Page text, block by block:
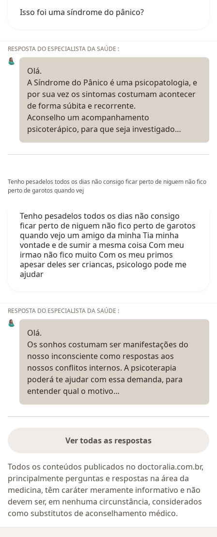
Isso foi uma síndrome do pânico?
RESPOSTA DO ESPECIALISTA DA SAÚDE :
Olá.
A Síndrome do Pânico é uma psicopatologia, e
por sua vez os sintomas costumam acontecer
de forma súbita e recorrente.
Aconselho um acompanhamento
psicoterápico, para que seja investigado…
Tenho pesadelos todos os dias não consigo ficar perto de niguem não fico
perto de garotos quando vej
Tenho pesadelos todos os dias não consigo
ficar perto de niguem não fico perto de garotos
quando vejo um amigo da minha Tia minha
vontade e de sumir a mesma coisa Com meu
irmao não fico muito Com os meu primos
apesar deles ser criancas, psicologo pode me
ajudar
RESPOSTA DO ESPECIALISTA DA SAÚDE :
Olá.
Os sonhos costumam ser manifestações do
nosso inconsciente como respostas aos
nossos conflitos internos. A psicoterapia
poderá te ajudar com essa demanda, para
entender qual o motivo…
Ver todas as respostas
Todos os conteúdos publicados no doctoralia.com.br,
principalmente perguntas e respostas na área da
medicina, têm caráter meramente informativo e não
devem ser, em nenhuma circunstância, considerados
como substitutos de aconselhamento médico.